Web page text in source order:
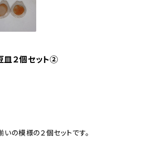
皿２個セット②
の模様の２個セットです。